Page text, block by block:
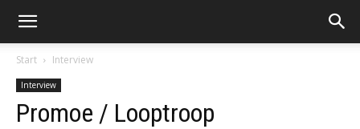
Start Interview
Interview
Promoe / Looptroop